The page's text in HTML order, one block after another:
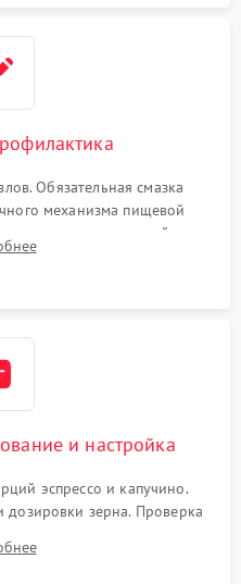
Обязательная смазка
механизма пищевой
программной
от кофейных масел.
и настройка
эспрессо и капучино.
дозировки зерна. Проверка
температуры напитка и
отсутствия посторонних